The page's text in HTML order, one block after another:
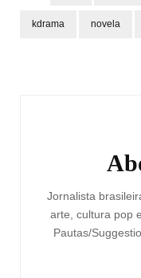
kdrama novela
Jornalista
arte, cultura pop
Pautas/